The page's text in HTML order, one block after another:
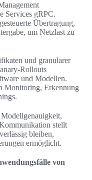
Services gRPC.
Übertragung,
um Netzlast zu
und granularer
Rollouts
und Modellen.
Monitoring, Erkennung
stellt
bleiben,
ermöglicht.
von